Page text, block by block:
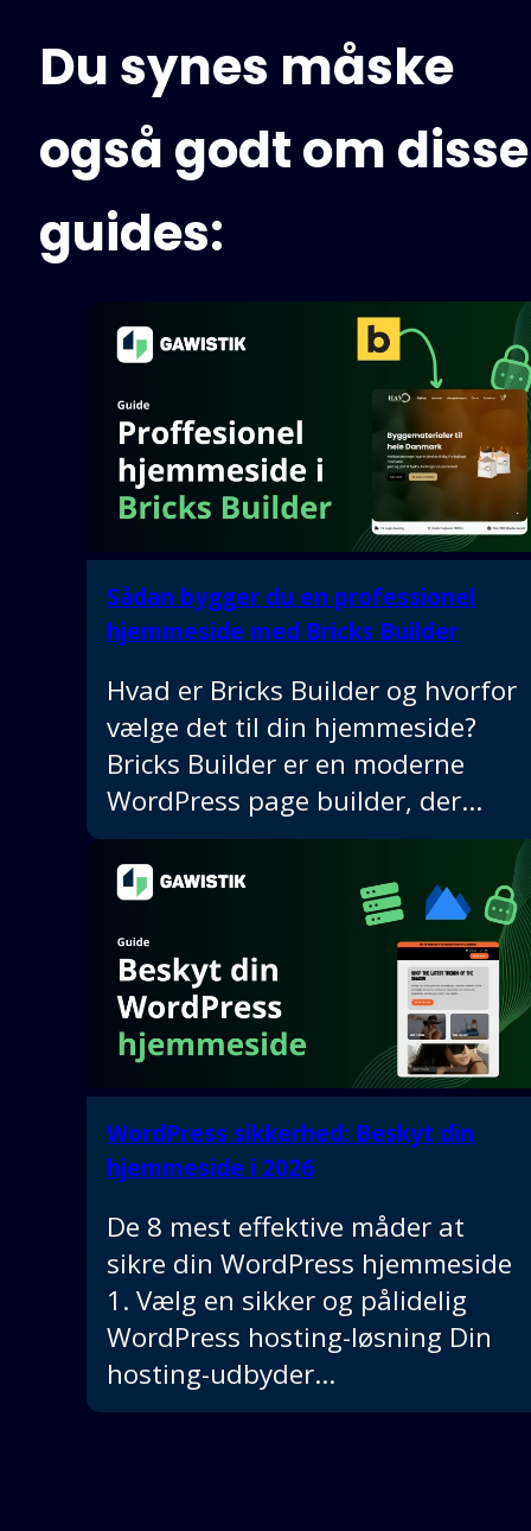
Du synes måske
også godt om disse
guides:
Sådan bygger du en professionel
hjemmeside med Bricks Builder
Hvad er Bricks Builder og hvorfor
vælge det til din hjemmeside?
Bricks Builder er en moderne
WordPress page builder, der…
WordPress sikkerhed: Beskyt din
hjemmeside i 2026
De 8 mest effektive måder at
sikre din WordPress hjemmeside
1. Vælg en sikker og pålidelig
WordPress hosting-løsning Din
hosting-udbyder…